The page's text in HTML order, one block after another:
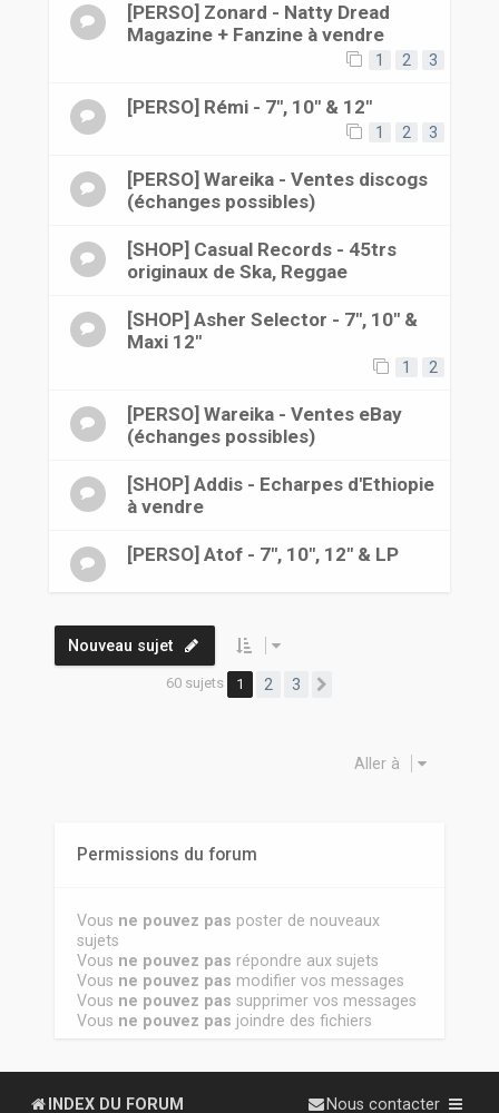
[PERSO] Zonard - Natty Dread
Magazine + Fanzine à vendre
1 2 3
[PERSO] Rémi - 7", 10" & 12"
1 2 3
[PERSO] Wareika - Ventes discogs
(échanges possibles)
[SHOP] Casual Records - 45trs
originaux de Ska, Reggae
[SHOP] Asher Selector - 7", 10" &
Maxi 12"
1 2
[PERSO] Wareika - Ventes eBay
(échanges possibles)
[SHOP] Addis - Echarpes d'Ethiopie
à vendre
[PERSO] Atof - 7", 10", 12" & LP
Nouveau sujet
60 sujets 1 2 3
Aller à
Permissions du forum
Vous ne pouvez pas poster de nouveaux
sujets
Vous ne pouvez pas répondre aux sujets
Vous ne pouvez pas modifier vos messages
Vous ne pouvez pas supprimer vos messages
Vous ne pouvez pas joindre des fichiers
INDEX DU FORUM Nous contacter